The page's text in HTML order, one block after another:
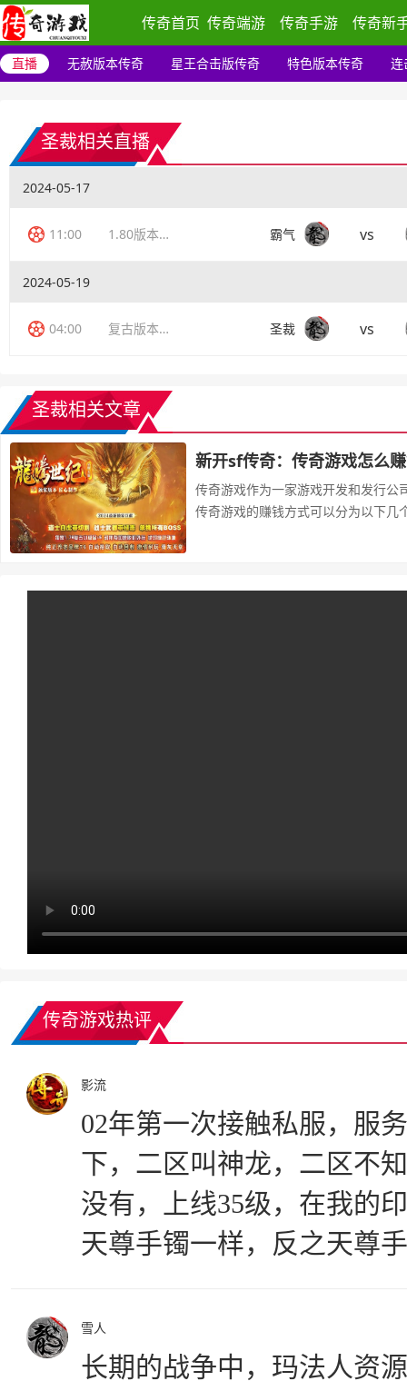
传奇首页 传奇端游 传奇手游 传奇新
直播 无赦版本传奇 星王合击版传奇 特色版本传奇 连
圣裁相关直播
2024-05-17
11:00 1.80版本传奇 霸气 vs
2024-05-19
04:00 复古版本传奇 圣裁 vs
圣裁相关文章
新开sf传奇：传奇游戏怎么
传奇游戏作为一家游戏开发和发行公
传奇游戏的赚钱方式可以分为以下几
传奇游戏热评
影流
02年第一次接触私服，服
下，二区叫神龙，二区不
没有，上线35级，在我的
天尊手镯一样，反之天尊
雪人
长期的战争中，玛法人资